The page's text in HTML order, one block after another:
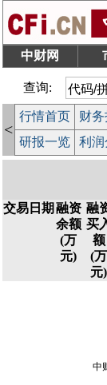
中财网
查询:
<
行情首页 财
研报一览
利润
交易日期 融资
余额
(万
元)
融
买
额
(万
元)
中